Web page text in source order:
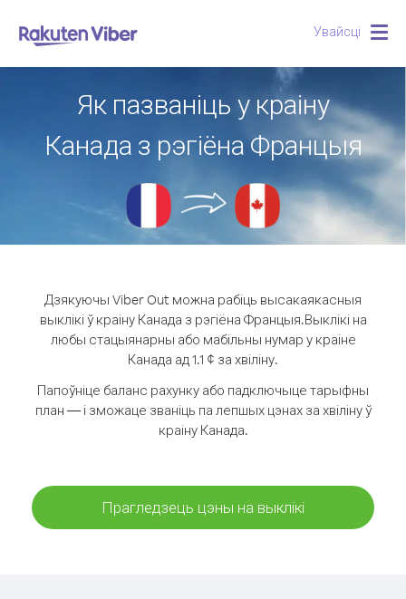
Увайсці
Як пазваніць у краіну
Канада з рэгіёна Францыя
Дзякуючы Viber Out можна рабіць высакаякасныя
выклікі ў краіну Канада з рэгіёна Францыя.Выклікі на
любы стацыянарны або мабільны нумар у краіне
Канада ад 1.1 ¢ за хвіліну.
Папоўніце баланс рахунку або падключыце тарыфны
план — і зможаце званіць па лепшых цэнах за хвіліну ў
краіну Канада.
Прагледзець цэны на выклікі